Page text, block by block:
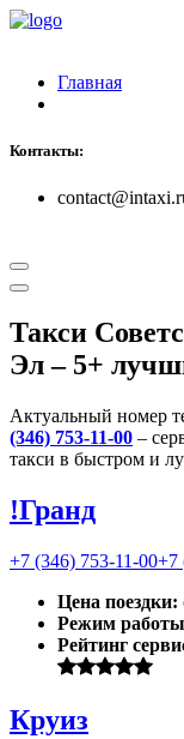
Главная
Контакты:
Такси
Эл– 5+
Актуальный номер
(346) 753-11-00 –
такси в быстром и
!Гранд
+7 (346) 753-11-00+7
Цена поездки:
Режим
Рейтинг
Круиз